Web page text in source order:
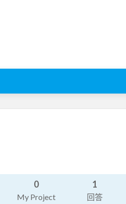
0
My Project
1
回答